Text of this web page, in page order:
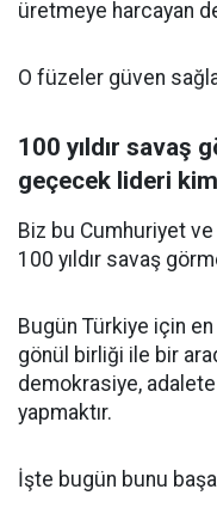
üretmeye harcayan
O füzeler güven
100 yıldır savaş
geçecek lideri
Biz bu Cumhuriyet
100 yıldır savaş
Bugün Türkiye için en
gönül birliği ile bir
demokrasiye, adalete
yapmaktır.
İşte bugün bunu